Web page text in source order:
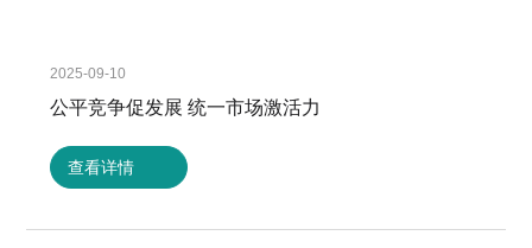
2025-09-10
公平竞争促发展 统一市场激活力
查看详情